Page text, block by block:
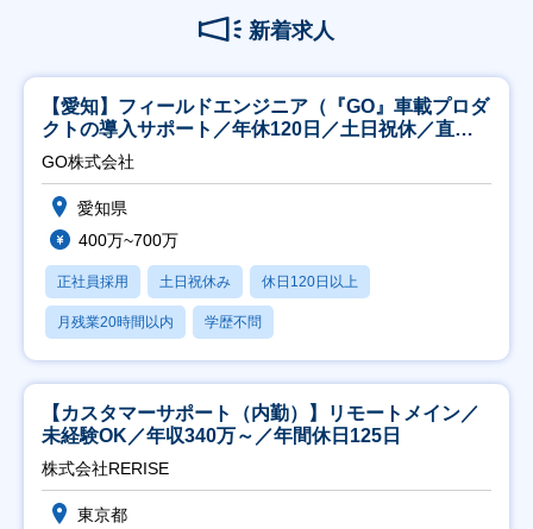
新着求人
【愛知】フィールドエンジニア（『GO』車載プロダ
クトの導入サポート／年休120日／土日祝休／直行
直帰
GO株式会社
愛知県
400万~700万
正社員採用 土日祝休み 休日120日以上
月残業20時間以内 学歴不問
【カスタマーサポート（内勤）】リモートメイン／
未経験OK／年収340万～／年間休日125日
株式会社RERISE
東京都